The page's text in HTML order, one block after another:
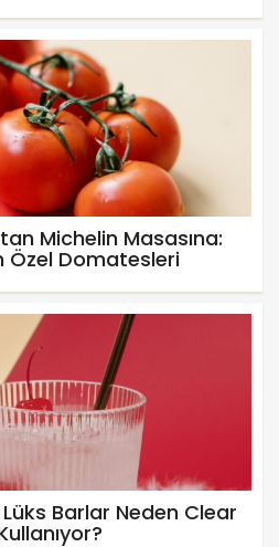
Michelin Masasına:
Özel Domatesleri
Lüks Barlar Neden Clear